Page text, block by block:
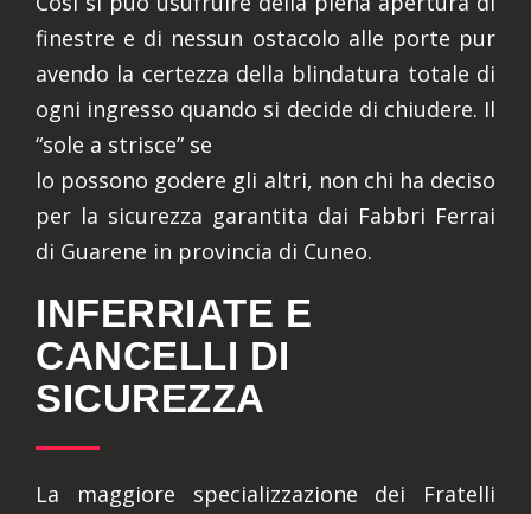
finestre e di nessun ostacolo alle porte pur
avendo la certezza della blindatura totale di
ogni ingresso quando si decide di chiudere. Il
“sole a strisce” se
lo possono godere gli altri, non chi ha deciso
per la sicurezza garantita dai Fabbri Ferrai
di Guarene in provincia di Cuneo.
INFERRIATE E
CANCELLI DI
SICUREZZA
La maggiore specializzazione dei Fratelli